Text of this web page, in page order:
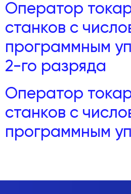
Оператор
станков с
программным
2-го разряда
Оператор
станков с
программным